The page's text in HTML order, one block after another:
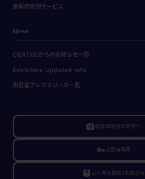
来場者特別サービス
News
CEATECからのお知らせ一覧
Exhibitors Updated Info
出展者プレスリリース一覧
linked_camera報道関係者の皆様へ
vpn_key出展者専用
live_help よくある質問/お問合せ